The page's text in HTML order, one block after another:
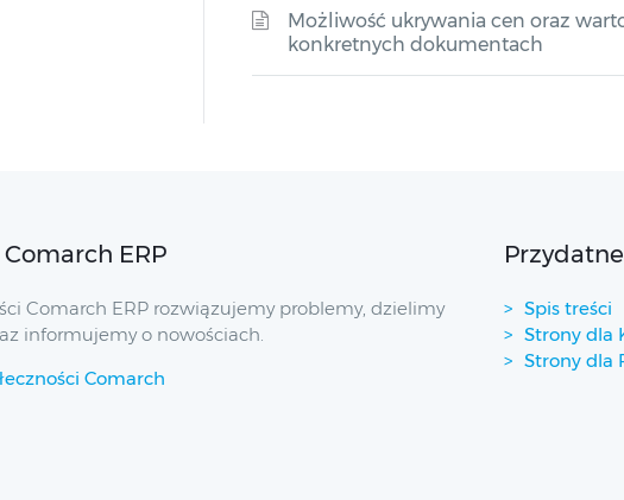
Możliwość ukrywania cen oraz
konkretnych dokumentach
ERP
Comarch ERP rozwiązujemy problemy, dzielimy
informujemy o nowościach.
Comarch
Spis treści
Strony dla
Strony dla